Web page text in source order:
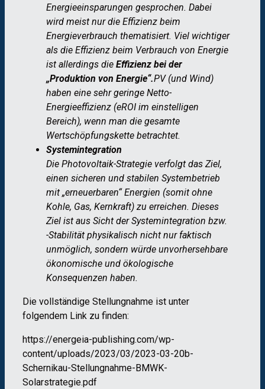
Energieeinsparungen gesprochen. Dabei
wird meist nur die Effizienz beim
Energieverbrauch thematisiert. Viel wichtiger
als die Effizienz beim Verbrauch von Energie
ist allerdings die Effizienz bei der
„Produktion von Energie“.PV (und Wind)
haben eine sehr geringe Netto-
Energieeffizienz (eROI im einstelligen
Bereich), wenn man die gesamte
Wertschöpfungskette betrachtet.
Systemintegration
Die Photovoltaik-Strategie verfolgt das Ziel,
einen sicheren und stabilen Systembetrieb
mit „erneuerbaren“ Energien (somit ohne
Kohle, Gas, Kernkraft) zu erreichen. Dieses
Ziel ist aus Sicht der Systemintegration bzw.
-Stabilität physikalisch nicht nur faktisch
unmöglich, sondern würde unvorhersehbare
ökonomische und ökologische
Konsequenzen haben.
Die vollständige Stellungnahme ist unter
folgendem Link zu finden:
https://energeia-publishing.com/wp-
content/uploads/2023/03/2023-03-20b-
Schernikau-Stellungnahme-BMWK-
Solarstrategie.pdf